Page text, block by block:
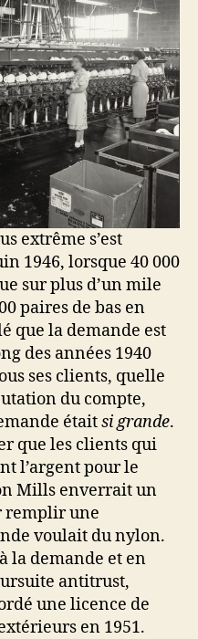
extrême s’est
1946, lorsque 40 000
sur plus d’un mile
paires de bas en
que la demande est
des années 1940
ses clients, quelle
du compte,
étaitsi grande.
que les clients qui
l’argent pour le
Mills enverrait un
remplir une
voulait du nylon.
la demande et en
antitrust,
une licence de
en 1951.